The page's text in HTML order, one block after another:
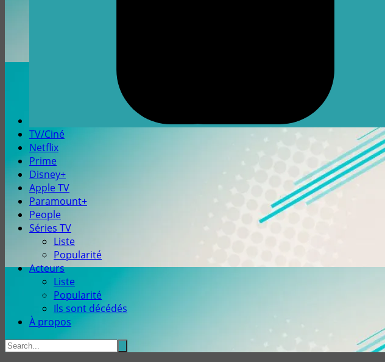
TV/Ciné
Netflix
Prime
Disney+
Apple TV
Paramount+
People
Séries TV
Liste
Popularité
Acteurs
Liste
Popularité
Ils sont décédés
À propos